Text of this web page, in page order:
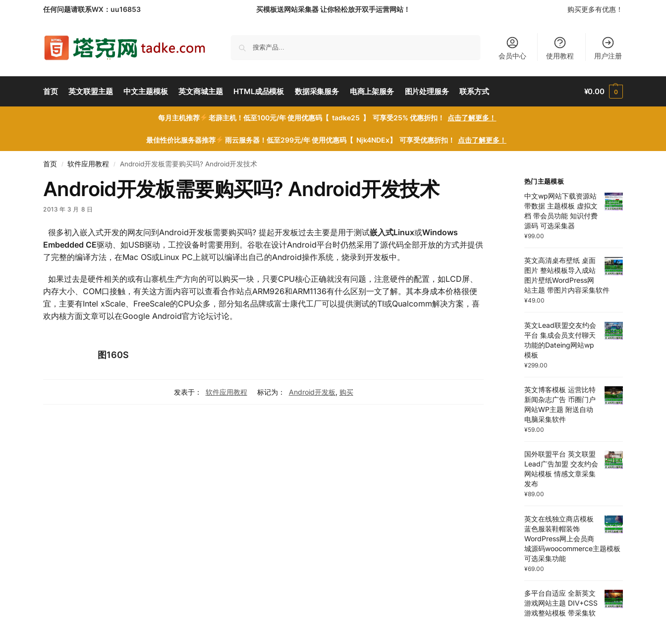
任何问题请联系WX：uu16853 买模板送网站采集器 让你轻松放开双手运营网站！ 购买更多有优惠！
会员中心 使用教程 用户注册
首页 英文联盟主题 中文主题模板 英文商城主题 HTML成品模板 数据采集服务 电商上架服务 图片处理服务 联系方式 ¥0.00 0
每月主机推荐 老薜主机！低至100元/年 使用优惠码【 tadke25 】 可享受25% 优惠折扣！ 点击了解更多！
最佳性价比服务器推荐 雨云服务器！低至299元/年 使用优惠码【 Njk4NDEx】 可享受优惠折扣！ 点击了解更多！
首页 / 软件应用教程 / Android开发板需要购买吗? Android开发技术
Android开发板需要购买吗? Android开发技术
2013 年 3 月 8 日
很多初入嵌入式开发的网友问到Android开发板需要购买吗? 提起开发板过去主要是用于测试嵌入式Linux或Windows
Embedded CE驱动、如USB驱动，工控设备时需要用到。谷歌在设计Android平台时仍然采用了源代码全部开放的方式并提供
了完整的编译方法，在Mac OS或Linux PC上就可以编译出自己的Android操作系统，烧录到开发板中。
如果过去是硬件相关的或有山寨机生产方向的可以购买一块，只要CPU核心正确就没有问题，注意硬件的配置，如LCD屏、
内存大小、COM口接触，有关这方面内容可以查看合作站点ARM926和ARM1136有什么区别一文了解。其本身成本价格很便
宜，主要有Intel xScale、FreeScale的CPU众多，部分知名品牌或富士康代工厂可以提供测试的TI或Qualcomm解决方案，喜
欢内核方面文章可以在Google Android官方论坛讨论。
图160S
发表于： 软件应用教程 标记为： Android开发板, 购买
热门主题模板
中文wp网站下载资源站
带数据 主题模板 虚拟文
档 带会员功能 知识付费
源码 可选采集器
¥99.00
英文高清桌布壁纸 桌面
图片 整站模板导入成站
图片壁纸WordPress网
站主题 带图片内容采集软件
¥49.00
英文Lead联盟交友约会
平台 集成会员支付聊天
功能的Dateing网站wp
模板
¥299.00
英文博客模板 运营比特
新闻杂志广告 币圈门户
网站WP主题 附送自动
电脑采集软件
¥59.00
国外联盟平台 英文联盟
Lead广告加盟 交友约会
网站模板 情感文章采集
发布
¥89.00
英文在线独立商店模板
蓝色服装鞋帽装饰
WordPress网上会员商
城源码woocommerce主题模板
可选采集功能
¥69.00
多平台自适应 全新英文
游戏网站主题 DIV+CSS
游戏整站模板 带采集软